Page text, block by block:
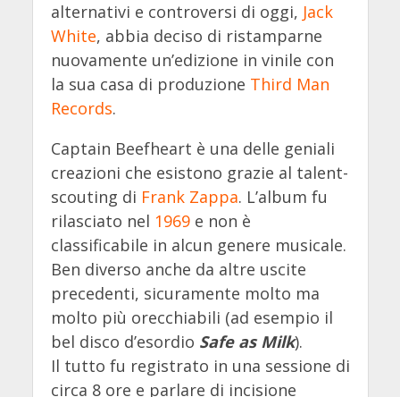
alternativi e controversi di oggi, Jack
White, abbia deciso di ristamparne
nuovamente un’edizione in vinile con
la sua casa di produzione Third Man
Records.
Captain Beefheart è una delle geniali
creazioni che esistono grazie al talent-
scouting di Frank Zappa. L’album fu
rilasciato nel 1969e non è
classificabile in alcun genere musicale.
Ben diverso anche da altre uscite
precedenti, sicuramente molto ma
molto più orecchiabili (ad esempio il
bel disco d’esordio Safe as Milk).
Il tutto fu registrato in una sessione di
circa 8 ore e parlare di incisione